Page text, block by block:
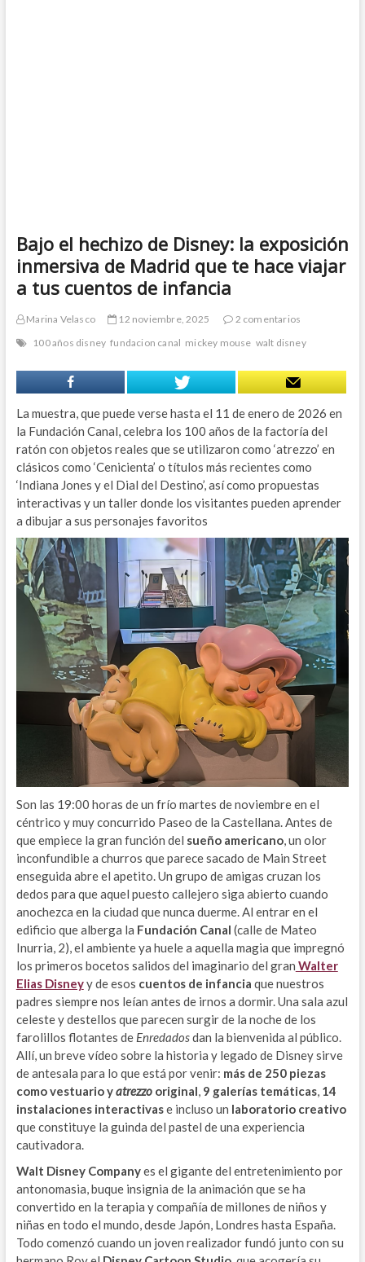
Bajo el hechizo de Disney: la exposición
inmersiva de Madrid que te hace viajar
a tus cuentos de infancia
Marina Velasco 12 noviembre, 2025
2 comentarios
100 años disney fundacion canal mickey mouse walt disney
La muestra, que puede verse hasta el 11 de enero de 2026 en
la Fundación Canal, celebra los 100 años de la factoría del
ratón con objetos reales que se utilizaron como ‘atrezzo’ en
clásicos como ‘Cenicienta’ o títulos más recientes como
‘Indiana Jones y el Dial del Destino’, así como propuestas
interactivas y un taller donde los visitantes pueden aprender
a dibujar a sus personajes favoritos
Son las 19:00 horas de un frío martes de noviembre en el
céntrico y muy concurrido Paseo de la Castellana. Antes de
que empiece la gran función del sueño americano, un olor
inconfundible a churros que parece sacado de Main Street
enseguida abre el apetito. Un grupo de amigas cruzan los
dedos para que aquel puesto callejero siga abierto cuando
anochezca en la ciudad que nunca duerme. Al entrar en el
edificio que alberga la Fundación Canal (calle de Mateo
Inurria, 2), el ambiente ya huele a aquella magia que impregnó
los primeros bocetos salidos del imaginario del gran Walter
Elias Disneyy de esos cuentos de infancia que nuestros
padres siempre nos leían antes de irnos a dormir. Una sala azul
celeste y destellos que parecen surgir de la noche de los
farolillos flotantes de Enredadosdan la bienvenida al público.
Allí, un breve vídeo sobre la historia y legado de Disney sirve
de antesala para lo que está por venir: más de 250 piezas
como vestuario yatrezzooriginal, 9 galerías temáticas, 14
instalaciones interactivase incluso un laboratorio creativo
que constituye la guinda del pastel de una experiencia
cautivadora.
Walt Disney Companyes el gigante del entretenimiento por
antonomasia, buque insignia de la animación que se ha
convertido en la terapia y compañía de millones de niños y
niñas en todo el mundo, desde Japón, Londres hasta España.
Todo comenzó cuando un joven realizador fundó junto con su